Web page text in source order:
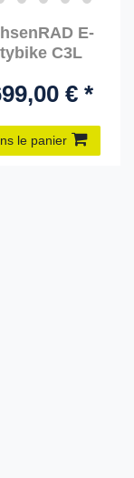
E-
C3L
€ *
le panier